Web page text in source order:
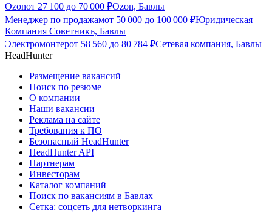
Ozonот 27 100 до 70 000 ₽Ozon, Бавлы
Менеджер по продажамот 50 000 до 100 000 ₽Юридическая
Компания Советникъ, Бавлы
Электромонтерот 58 560 до 80 784 ₽Сетевая компания, Бавлы
HeadHunter
Размещение вакансий
Поиск по резюме
О компании
Наши вакансии
Реклама на сайте
Требования к ПО
Безопасный HeadHunter
HeadHunter API
Партнерам
Инвесторам
Каталог компаний
Поиск по вакансиям в Бавлах
Сетка: соцсеть для нетворкинга